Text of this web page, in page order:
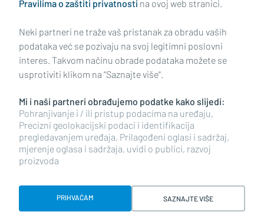
Politika kolačića Kontakt Pritužbe Suradnici
Oglašavanje
RUBRIKE
BRODSKO-POSAVSKA ŽUPANIJA
POŽEŠKO-SLAVONSKA ŽUPANIJA
Pravilima o zaštiti privatnosti na ovoj web stranici.
Neki partneri ne traže vaš pristanak za obradu vaših
podataka već se pozivaju na svoj legitimni poslovni
interes. Takvom načinu obrade podataka možete se
usprotiviti klikom na "Saznajte više".
Mi i naši partneri obrađujemo podatke kako slijedi:
Pohranjivanje i / ili pristup podacima na uređaju,
Precizni geolokacijski podaci i identifikacija
pregledavanjem uređaja, Prilagođeni oglasi i sadržaj,
mjerenje oglasa i sadržaja, uvidi o publici, razvoj
proizvoda
PRIHVAĆAM SAZNAJTE VIŠE